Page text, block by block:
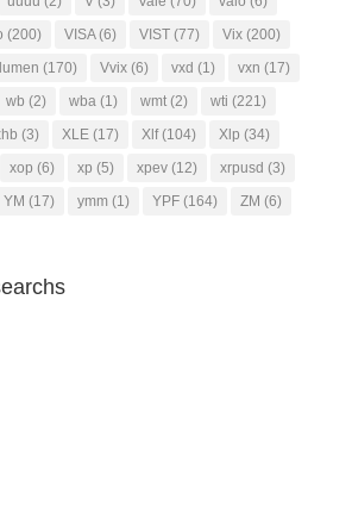
(200) VISA(6) VIST (77) Vix (200)
(170) Vvix (6) vxd (1) vxn (17)
wb (2) wba (1) wmt (2) wti (221)
(3) XLE (17) Xlf(104) Xlp (34)
xop (6) xp (5) xpev (12) xrpusd (3)
YM (17) ymm (1) YPF (164) ZM (6)